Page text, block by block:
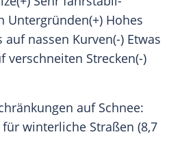
Hohes
nassen Kurven(-) Etwas
verschneiten Strecken(-)
auf Schnee:
winterliche Straßen (8,7